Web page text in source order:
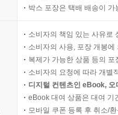
박스 포장은 택배 배송이
소비자의 책임 있는 사유로
소비자의 사용, 포장 개봉
복제가 가능한 상품 등의
소비자의 요청에 따라 개별
디지털 컨텐츠인 eBook,
eBook 대여 상품은 대여 기
모바일 쿠폰 등록 후 취소/